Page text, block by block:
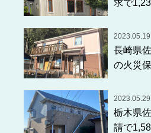
求で
2023.05.19
長崎県
の火災
2023.05.29
栃木県
請で